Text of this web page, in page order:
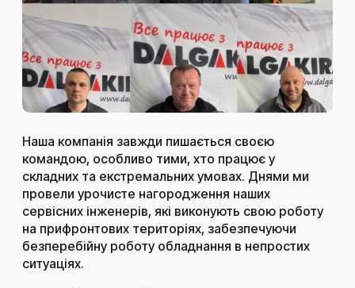
Наша компанія завжди пишається своєю
командою, особливо тими, хто працює у
складних та екстремальних умовах. Днями ми
провели урочисте нагородження наших
сервісних інженерів, які виконують свою роботу
на прифронтових територіях, забезпечуючи
безперебійну роботу обладнання в непростих
ситуаціях.